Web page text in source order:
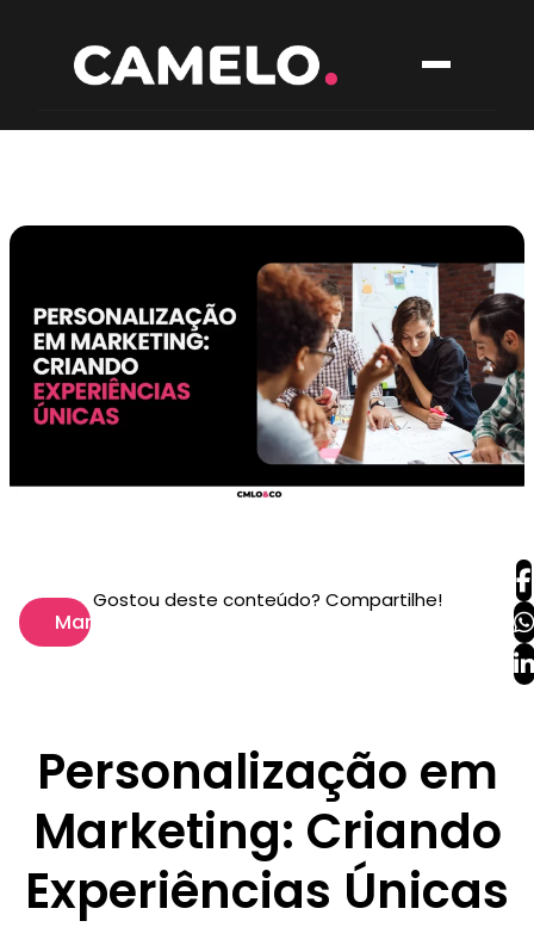
Marketing
Gostou deste conteúdo? Compartilhe!
Personalização em
Marketing: Criando
Experiências Únicas